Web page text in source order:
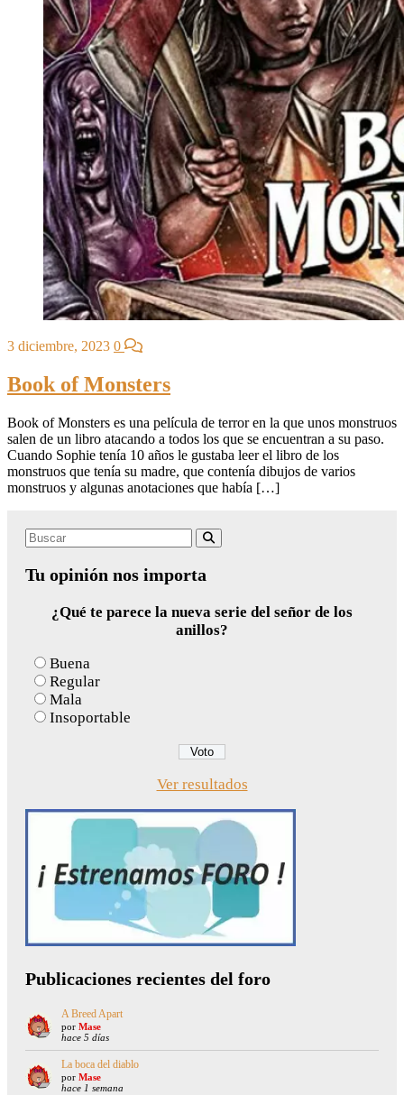
3 diciembre, 2023 0
Book of Monsters
Book of Monsters es una película de terror en la que unos monstruos
salen de un libro atacando a todos los que se encuentran a su paso.
Cuando Sophie tenía 10 años le gustaba leer el libro de los
monstruos que tenía su madre, que contenía dibujos de varios
monstruos y algunas anotaciones que había […]
Search
Tu opinión nos importa
¿Qué te parece la nueva serie del señor de los
anillos?
Buena
Regular
Mala
Insoportable
Ver resultados
Publicaciones recientes del foro
A Breed Apart
por Mase
hace 5 días
La boca del diablo
por Mase
hace 1 semana